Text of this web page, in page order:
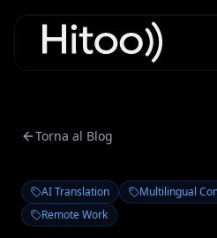
Torna al Blog
AI Translation
Multilingual
Remote Work